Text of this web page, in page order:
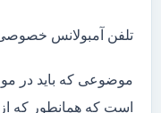
تلفن آمبولانس
موضوعی که باید در
است که همانطور که